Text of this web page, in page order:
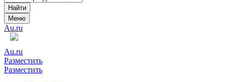
Найти
Меню
Au.ru
Au.ru
Разместить
Разместить